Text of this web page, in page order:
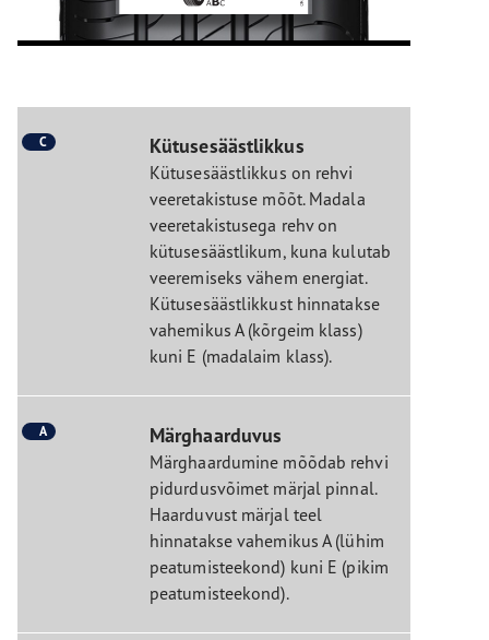
C Kütusesäästlikkus
Kütusesäästlikkus on rehvi
veeretakistuse mõõt. Madala
veeretakistusega rehv on
kütusesäästlikum, kuna kulutab
veeremiseks vähem energiat.
Kütusesäästlikkust hinnatakse
vahemikus A (kõrgeim klass)
kuni E (madalaim klass).
A Märghaarduvus
Märghaardumine mõõdab rehvi
pidurdusvõimet märjal pinnal.
Haarduvust märjal teel
hinnatakse vahemikus A (lühim
peatumisteekond) kuni E (pikim
peatumisteekond).